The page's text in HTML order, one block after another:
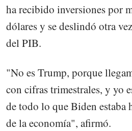
ha recibido inversiones por
dólares y se deslindó otra
del PIB.
"No es Trump, porque
con cifras trimestrales, y yo
de todo lo que Biden estaba
de la economía", afirmó.